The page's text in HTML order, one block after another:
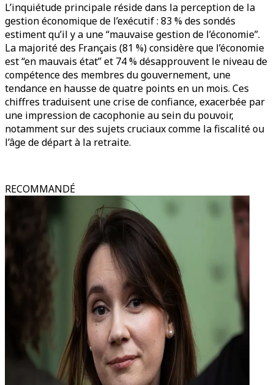
L’inquiétude principale réside dans la perception de la
gestion économique de l’exécutif : 83 % des sondés
estiment qu’il y a une “mauvaise gestion de l’économie”.
La majorité des Français (81 %) considère que l’économie
est “en mauvais état” et 74 % désapprouvent le niveau de
compétence des membres du gouvernement, une
tendance en hausse de quatre points en un mois. Ces
chiffres traduisent une crise de confiance, exacerbée par
une impression de cacophonie au sein du pouvoir,
notamment sur des sujets cruciaux comme la fiscalité ou
l’âge de départ à la retraite.
RECOMMANDÉ